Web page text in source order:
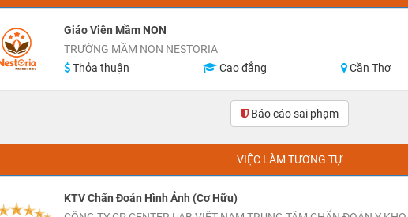
Giáo Viên Mầm NON
TRƯỜNG MẦM NON NESTORIA
Thỏa thuận
Cao đẳng Cần Thơ
Báo cáo sai phạm(0)
VIỆC LÀM TƯƠNG TỰ
KTV Chẩn Đoán Hình Ảnh (Cơ Hữu)